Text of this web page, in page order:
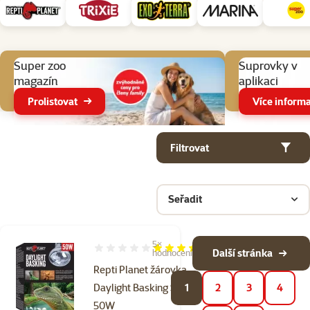
Super zoo
magazín
Prolistovat
Suprovky v
aplikaci
Více
Filtrovat
Seřadit
Produkty v kategorii Osvětlení do terárií
Repti Planet žárovka
Daylight Basking Spot
50W
Hodnocení 68%, počet hodnocení: 5
5×
hodnocení
1 2 3 4
Další stránka